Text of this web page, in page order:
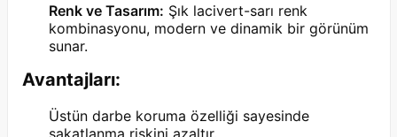
Renk ve Tasarım: Şık lacivert-sarı renk
kombinasyonu, modern ve dinamik bir görünüm
sunar.
Avantajları:
Üstün darbe koruma özelliği sayesinde
sakatlanma riskini azaltır.